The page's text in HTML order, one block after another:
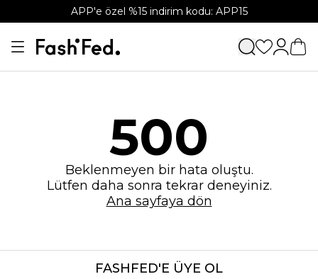
APP'e özel %15 indirim kodu: APP15
500
Beklenmeyen bir hata oluştu.
Lütfen daha sonra tekrar deneyiniz.
Ana sayfaya dön
FASHFED'E ÜYE OL